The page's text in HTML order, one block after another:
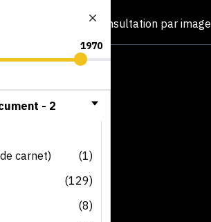
Consultation par image
- 2
carnet)
(1)
(129)
(8)